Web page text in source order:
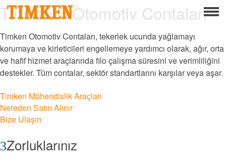
Menu
Hakkında
Kurumsal Sosyal Sorumluluk
Temelinde İnsanlar
Gezegeni
Timken®Otomotiv Contaları
Timken Otomotiv Contaları, tekerlek ucunda yağlamayı
korumaya ve kirleticileri engellemeye yardımcı olarak, ağır, orta
ve hafif hizmet araçlarında filo çalışma süresini ve verimliliğini
destekler. Tüm contalar, sektör standartlarını karşılar veya aşar.
Timken Mühendislik Araçları
Nereden Satın Alınır
Bize Ulaşın
Zorluklarınız